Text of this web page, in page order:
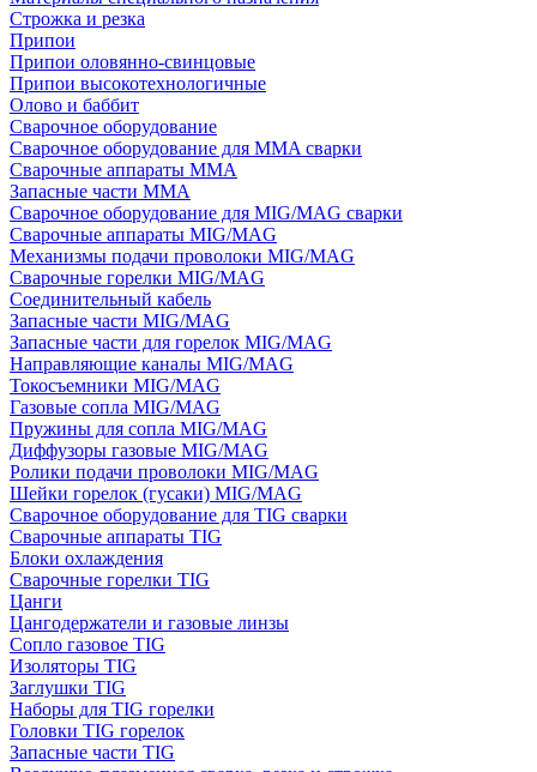
Строжка и резка
Припои
Припои оловянно-свинцовые
Припои высокотехнологичные
Олово и баббит
Сварочное оборудование
Сварочное оборудование для MMA сварки
Сварочные аппараты MMA
Запасные части MMA
Сварочное оборудование для MIG/MAG сварки
Сварочные аппараты MIG/MAG
Механизмы подачи проволоки MIG/MAG
Сварочные горелки MIG/MAG
Соединительный кабель
Запасные части MIG/MAG
Запасные части для горелок MIG/MAG
Направляющие каналы MIG/MAG
Токосъемники MIG/MAG
Газовые сопла MIG/MAG
Пружины для сопла MIG/MAG
Диффузоры газовые MIG/MAG
Ролики подачи проволоки MIG/MAG
Шейки горелок (гусаки) MIG/MAG
Сварочное оборудование для TIG сварки
Сварочные аппараты TIG
Блоки охлаждения
Сварочные горелки TIG
Цанги
Цангодержатели и газовые линзы
Сопло газовое TIG
Изоляторы TIG
Заглушки TIG
Наборы для TIG горелки
Головки TIG горелок
Запасные части TIG